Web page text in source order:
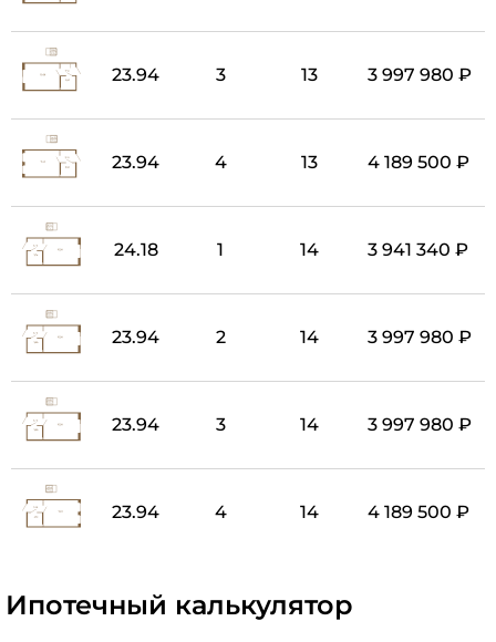
23.94 3 13 3 997 980 ₽
23.94 4 13 4 189 500 ₽
24.18 1 14 3 941 340 ₽
23.94 2 14 3 997 980 ₽
23.94 3 14 3 997 980 ₽
23.94 4 14 4 189 500 ₽
Ипотечный калькулятор